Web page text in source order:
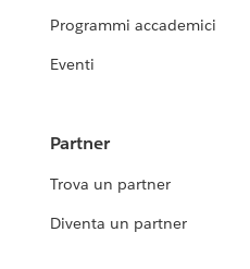
Programmi accademici
Eventi
Partner
Trova un partner
Diventa un partner